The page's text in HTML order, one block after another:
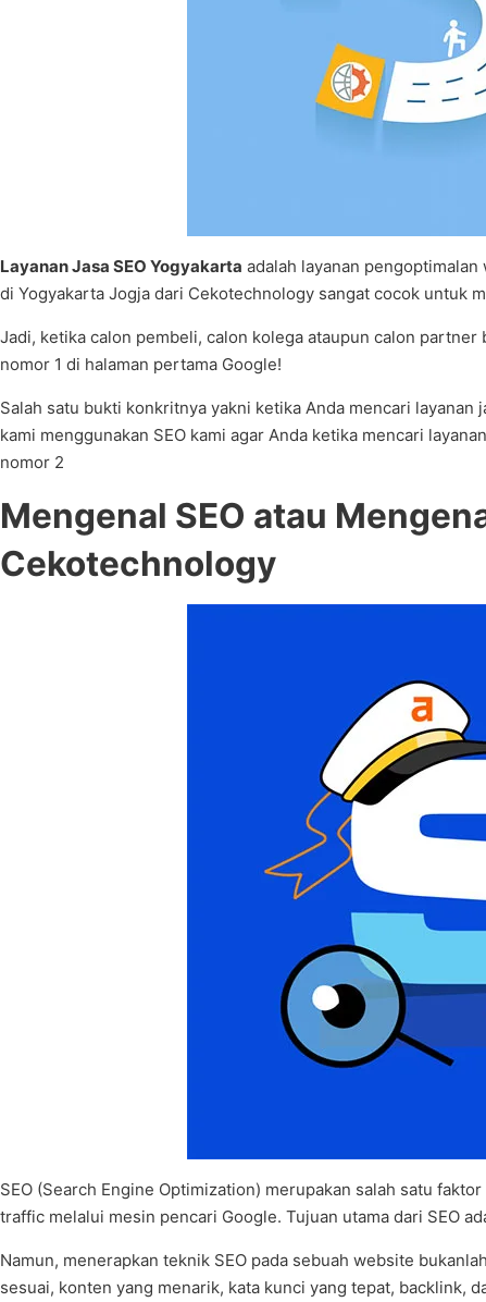
Layanan Jasa SEO Yogyakarta adalah layanan
di Yogyakarta Jogja dari Cekotechnology sangat cocok untuk
Jadi, ketika calon pembeli, calon kolega ataupun calon
nomor 1 di halaman pertama Google!
Salah satu bukti konkritnya yakni ketika Anda mencari
kami menggunakan SEO kami agar Anda ketika mencari
nomor 2
Mengenal SEO atau
Cekotechnology
SEO (Search Engine Optimization) merupakan salah satu
traffic melalui mesin pencari Google. Tujuan utama dari SEO
Namun, menerapkan teknik SEO pada sebuah website
sesuai, konten yang menarik, kata kunci yang tepat, backlink,